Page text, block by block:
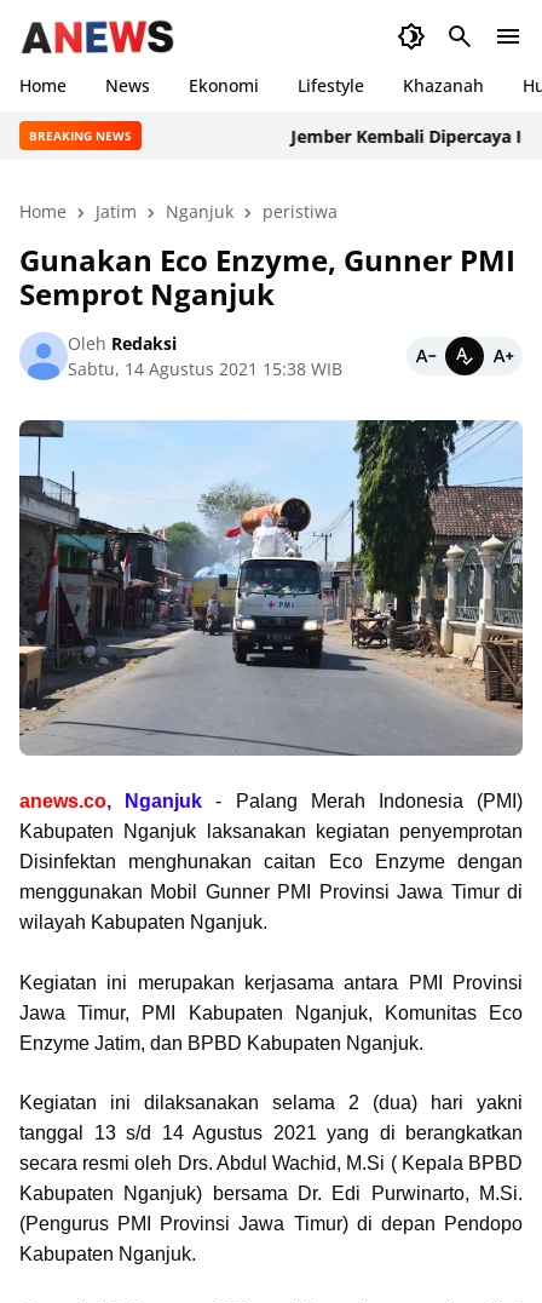
Home News Ekonomi Lifestyle Khazanah
BREAKING NEWS Jember Kembali Dipercaya
Home Jatim Nganjuk peristiwa
Gunakan Eco Enzyme, Gunner PMI
Semprot Nganjuk
Oleh Redaksi
Sabtu, 14 Agustus 2021 15:38 WIB
anews.co, Nganjuk - Palang Merah Indonesia (PMI)
Kabupaten Nganjuk laksanakan kegiatan penyemprotan
Disinfektan menghunakan caitan Eco Enzyme dengan
menggunakan Mobil Gunner PMI Provinsi Jawa Timur di
wilayah Kabupaten Nganjuk.
Kegiatan ini merupakan kerjasama antara PMI Provinsi
Jawa Timur, PMI Kabupaten Nganjuk, Komunitas Eco
Enzyme Jatim, dan BPBD Kabupaten Nganjuk.
Kegiatan ini dilaksanakan selama 2 (dua) hari yakni
tanggal 13 s/d 14 Agustus 2021 yang di berangkatkan
secara resmi oleh Drs. Abdul Wachid, M.Si ( Kepala BPBD
Kabupaten Nganjuk) bersama Dr. Edi Purwinarto, M.Si.
(Pengurus PMI Provinsi Jawa Timur) di depan Pendopo
Kabupaten Nganjuk.